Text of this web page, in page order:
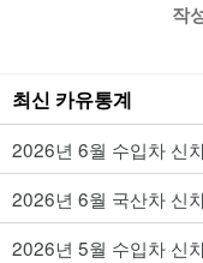
작
최신 카유통계
2026년 6월 수입차 신
2026년 6월 국산차 신
2026년 5월 수입차 신